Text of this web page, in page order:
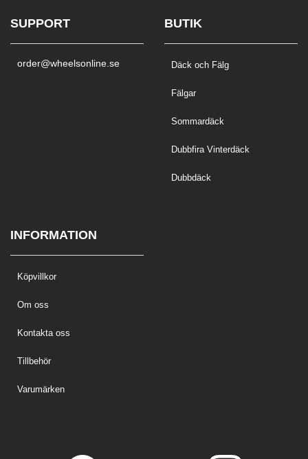
SUPPORT
order@wheelsonline.se
BUTIK
Däck och Fälg
Fälgar
Sommardäck
Dubbfira Vinterdäck
Dubbdäck
INFORMATION
Köpvillkor
Om oss
Kontakta oss
Tillbehör
Varumärken